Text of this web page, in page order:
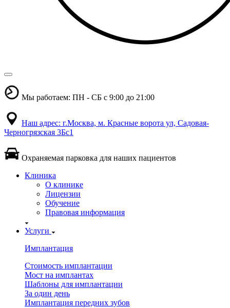
Мы работаем: ПН - СБ с 9:00 до 21:00
Наш адрес: г.Москва, м. Красные ворота ул, Садовая-
Черногрязская 3Бс1
Охраняемая парковка для наших пациентов
Клиника
О клинике
Лицензии
Обучение
Правовая информация
Услуги
Имплантация
Стоимость имплантации
Мост на имплантах
Шаблоны для имплантации
За один день
Имплантация передних зубов